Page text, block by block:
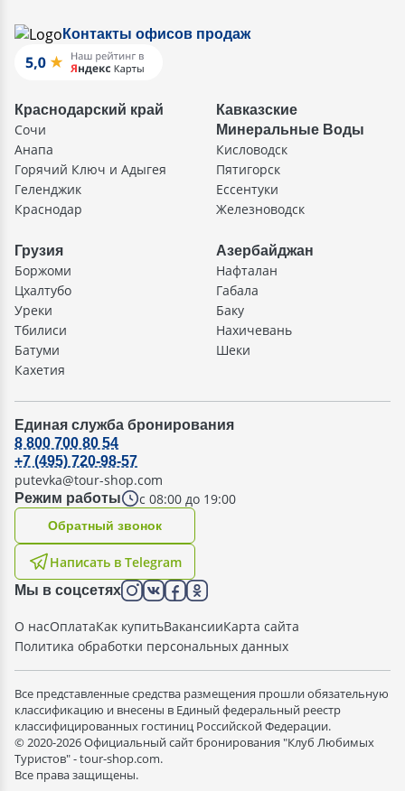
Контакты офисов продаж
Краснодарский край
Сочи
Анапа
Горячий Ключ и Адыгея
Геленджик
Краснодар
Кавказские
Минеральные Воды
Кисловодск
Пятигорск
Ессентуки
Железноводск
Грузия
Боржоми
Цхалтубо
Уреки
Тбилиси
Батуми
Кахетия
Азербайджан
Нафталан
Габала
Баку
Нахичевань
Шеки
Единая служба бронирования
Режим работы с 08:00 до 19:00
8 800 700 80 54
+7 (495) 720-98-57
putevka@tour-shop.com
Написать в Telegram
Oбратный звонок
Мы в соцсетях
О насОплатаКак купитьВакансииКарта сайта
Политика обработки персональных данных
Все представленные средства размещения прошли обязательную
классификацию и внесены в Единый федеральный реестр
классифицированных гостиниц Российской Федерации.
© 2020-2026 Официальный сайт бронирования "Клуб Любимых
Туристов" - tour-shop.com.
Все права защищены.